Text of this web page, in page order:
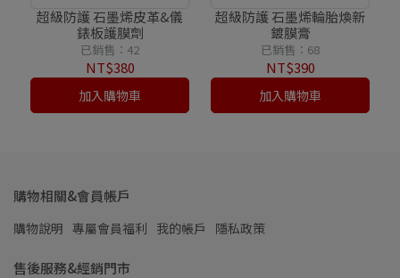
防護膜
超級防護 石墨烯皮革&儀
錶板護膜劑
已銷售：42
NT$380
加入購物車
表面
超級防護 石墨烯輪胎煥新
鍍膜膏
已銷售：68
NT$390
加入購物車
購物相關&會員帳戶
購物說明 專屬會員福利 我的帳戶 隱私政策
售後服務&經銷門市